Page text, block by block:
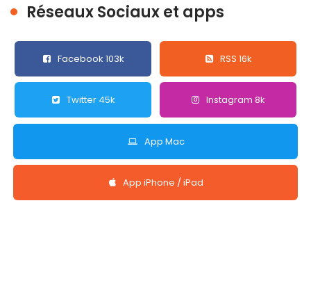
Réseaux Sociaux et apps
Facebook 103k RSS 16k
Twitter 45k Instagram 8k
App Mac
App iPhone / iPad